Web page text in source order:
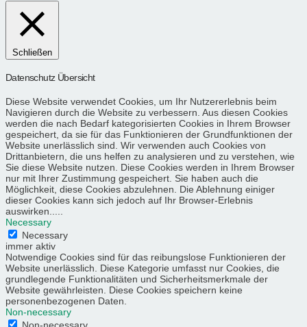
Schließen
Datenschutz Übersicht
Diese Website verwendet Cookies, um Ihr Nutzererlebnis beim
Navigieren durch die Website zu verbessern. Aus diesen Cookies
werden die nach Bedarf kategorisierten Cookies in Ihrem Browser
gespeichert, da sie für das Funktionieren der Grundfunktionen der
Website unerlässlich sind. Wir verwenden auch Cookies von
Drittanbietern, die uns helfen zu analysieren und zu verstehen, wie
Sie diese Website nutzen. Diese Cookies werden in Ihrem Browser
nur mit Ihrer Zustimmung gespeichert. Sie haben auch die
Möglichkeit, diese Cookies abzulehnen. Die Ablehnung einiger
dieser Cookies kann sich jedoch auf Ihr Browser-Erlebnis
auswirken.....
Necessary
Necessary
immer aktiv
Notwendige Cookies sind für das reibungslose Funktionieren der
Website unerlässlich. Diese Kategorie umfasst nur Cookies, die
grundlegende Funktionalitäten und Sicherheitsmerkmale der
Website gewährleisten. Diese Cookies speichern keine
personenbezogenen Daten.
Non-necessary